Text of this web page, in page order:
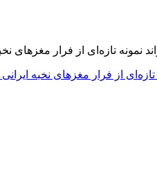
از فرار مغزهای نخبه ایرانی